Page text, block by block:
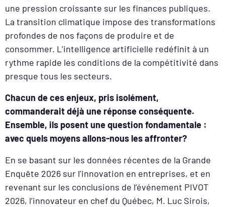
une pression croissante sur les finances publiques.
La transition climatique impose des transformations
profondes de nos façons de produire et de
consommer. L’intelligence artificielle redéfinit à un
rythme rapide les conditions de la compétitivité dans
presque tous les secteurs.
Chacun de ces enjeux, pris isolément,
commanderait déjà une réponse conséquente.
Ensemble, ils posent une question fondamentale :
avec quels moyens allons-nous les affronter?
En se basant sur les données récentes de la Grande
Enquête 2026 sur l’innovation en entreprises, et en
revenant sur les conclusions de l’événement PIVOT
2026, l’innovateur en chef du Québec, M. Luc Sirois,